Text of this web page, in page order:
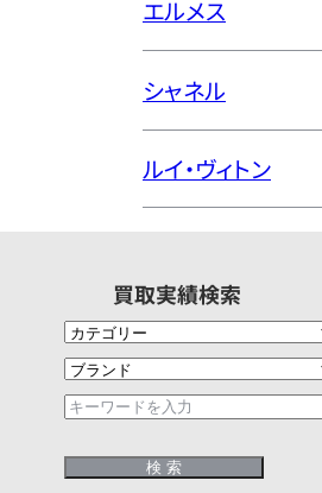
エルメス
シャネル
ルイ・ヴィトン
買取実績検索